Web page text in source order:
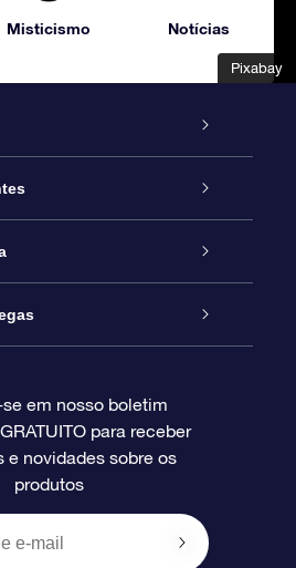
Pixabay
Pixabay
Misticismo Notícias
conosco
on-line
da OSR
da OSR
pagamento
em nosso boletim
para receber
e novidades sobre os
produtos